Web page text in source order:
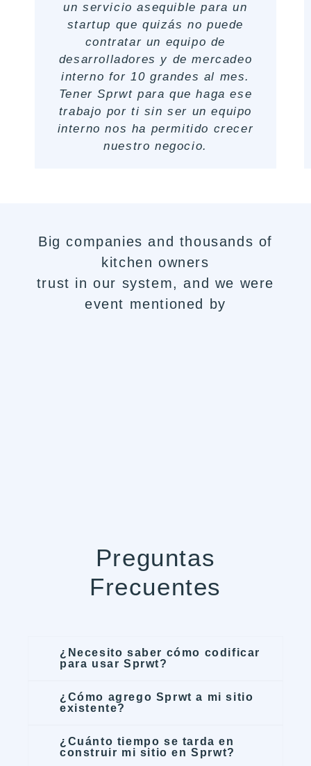
un servicio asequible para un
startup que quizás no puede
contratar un equipo de
desarrolladores y de mercadeo
interno for 10 grandes al mes.
Tener Sprwt para que haga ese
trabajo por ti sin ser un equipo
interno nos ha permitido crecer
nuestro negocio.
Big companies and thousands of
kitchen owners
trust in our system, and we were
event mentioned by
Preguntas
Frecuentes
¿Necesito saber cómo codificar
para usar Sprwt?
¿Cómo agrego Sprwt a mi sitio
existente?
¿Cuánto tiempo se tarda en
construir mi sitio en Sprwt?